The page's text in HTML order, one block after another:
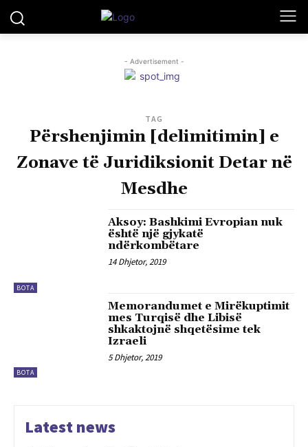
- Advertisement -
TAG
Përshenjimin [delimitimin] e
Zonave të Juridiksionit Detar në
Mesdhe
BOTA
Aksoy: Bashkimi Evropian nuk
është një gjykatë
ndërkombëtare
14 Dhjetor, 2019
BOTA
Memorandumet e Mirëkuptimit
mes Turqisë dhe Libisë
shkaktojnë shqetësime tek
Izraeli
5 Dhjetor, 2019
Latest news